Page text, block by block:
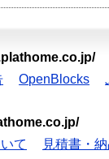
OpenBlocks
て
見積書・